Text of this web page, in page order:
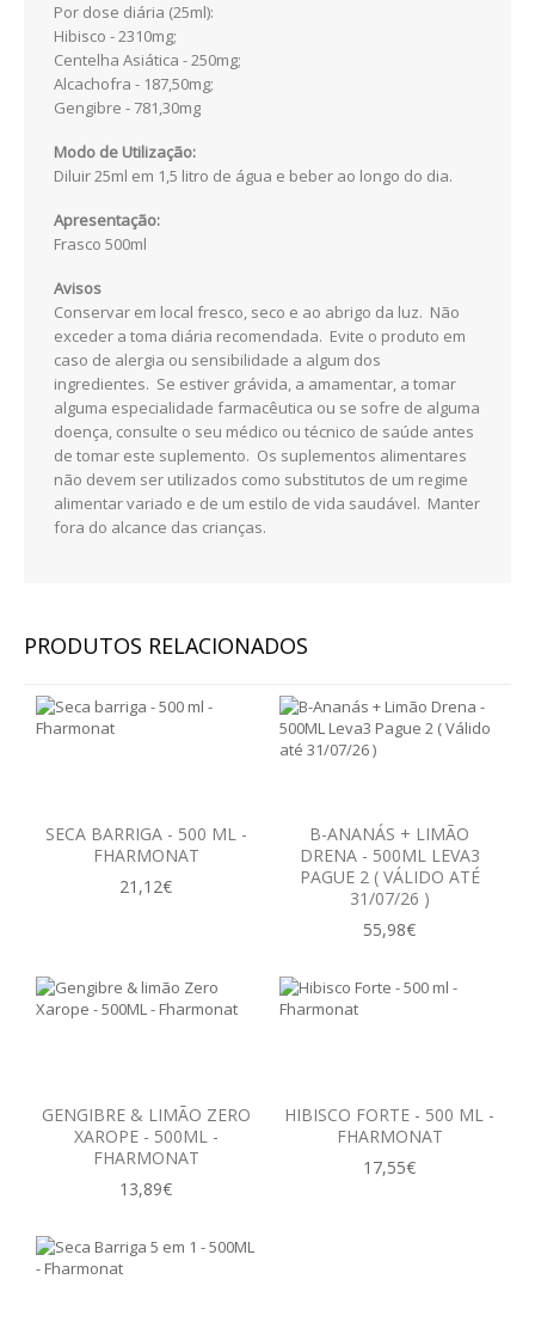
COLESTEROL E TRIGLICÉRIDOS
COSMÉTICA
FIGADO E VISÍCULA
GRIPES E CONSTIPAÇÕES
INFANTIL
CIRCULAÇÃO
MEMÓRIA E CONCENTRAÇÃO
MENOPAUSA
PRISÃO DE VENTRE
SISTEMA IMUNITÁRIO
SISTEMA OSTEOARTICULAR
SISTEMA PULMONAR
VITAMINAS
CELULITE
DEPUR
CORTA-APETITE
Por dose diária (25ml):
Hibisco - 2310mg;
Centelha Asiática - 250mg;
Alcachofra - 187,50mg;
Gengibre - 781,30mg
Modo de Utilização:
Diluir 25ml em 1,5 litro de água e beber ao longo do dia.
Apresentação:
Frasco 500ml
Avisos
Conservar em local fresco, seco e ao abrigo da luz. Não
exceder a toma diária recomendada. Evite o produto em
caso de alergia ou sensibilidade a algum dos
ingredientes. Se estiver grávida, a amamentar, a tomar
alguma especialidade farmacêutica ou se sofre de alguma
doença, consulte o seu médico ou técnico de saúde antes
de tomar este suplemento. Os suplementos alimentares
não devem ser utilizados como substitutos de um regime
alimentar variado e de um estilo de vida saudável. Manter
fora do alcance das crianças.
PRODUTOS RELACIONADOS
SECA BARRIGA - 500 ML -
FHARMONAT
21,12€
B-ANANÁS + LIMÃO
DRENA - 500ML LEVA3
PAGUE 2 ( VÁLIDO ATÉ
31/07/26 )
55,98€
GENGIBRE & LIMÃO ZERO
XAROPE - 500ML -
FHARMONAT
13,89€
HIBISCO FORTE - 500 ML -
FHARMONAT
17,55€